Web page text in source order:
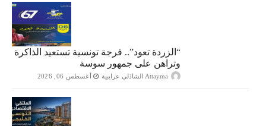
“الزردة تعود”.. فرجة تونسية تستعيد الذاكرة
وتراهن على جمهور سوسة
Attayma الشاذلي عرايبية أغسطس 06, 2026